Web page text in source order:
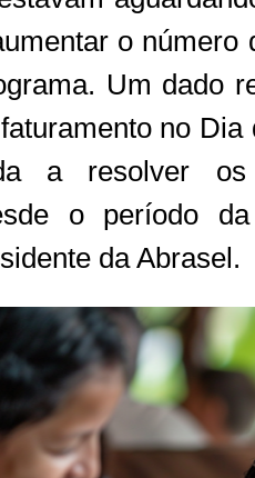
o número
Um dado
no
a resolver os
o período
da Abrasel.